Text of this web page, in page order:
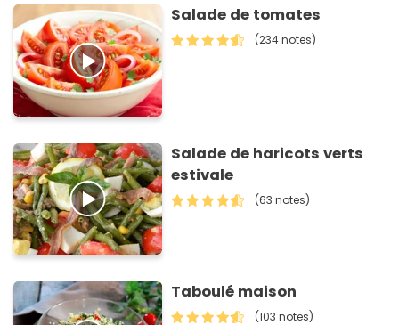
Salade de tomates
(234 notes)
Salade de haricots verts
estivale
(63 notes)
Taboulé maison
(103 notes)